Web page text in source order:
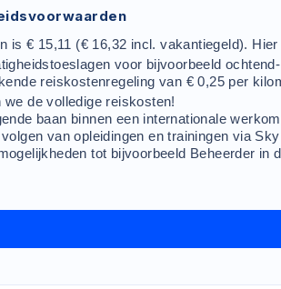
is € 15,11 (€ 16,32 incl. vakantiegeld).
voor bijvoorbeeld
reiskostenregeling van € 0,25 per
we de volledige reiskosten!
baan binnen een internationale
van opleidingen en trainingen via
tot bijvoorbeeld Beheerder in